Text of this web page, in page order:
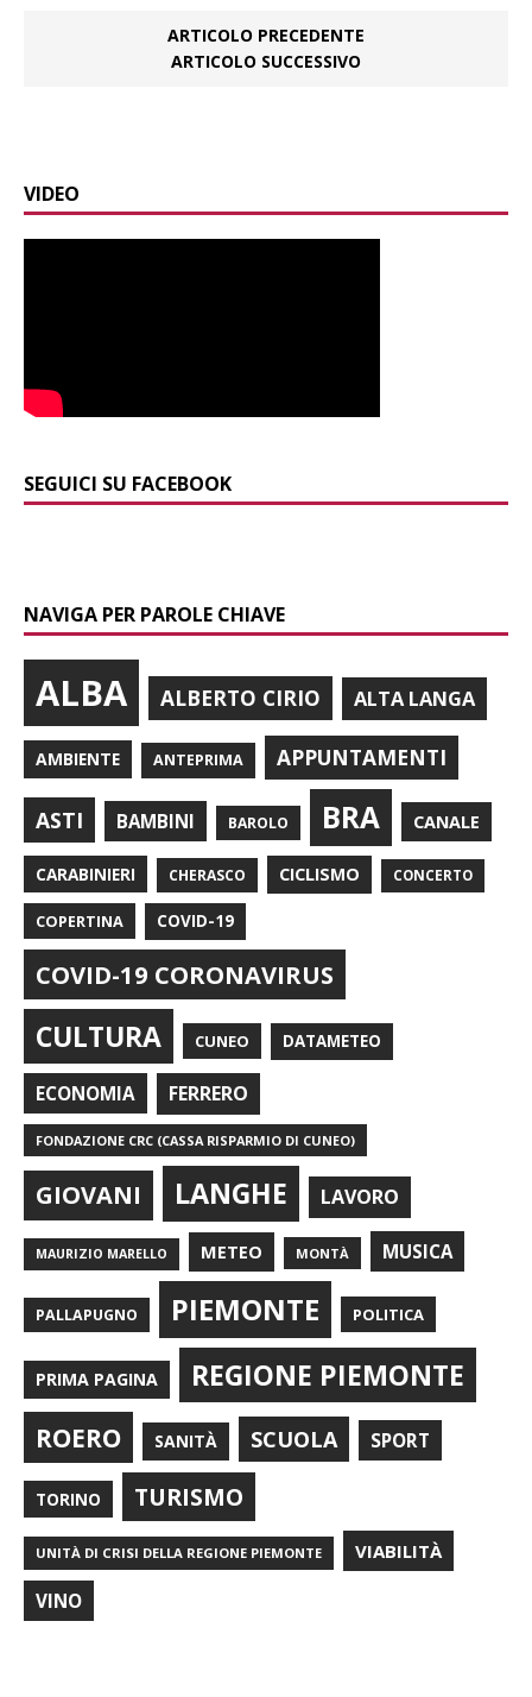
ARTICOLO PRECEDENTE
ARTICOLO SUCCESSIVO
VIDEO
SEGUICI SU FACEBOOK
NAVIGA PER PAROLE CHIAVE
ALBA ALBERTO CIRIO ALTA LANGA
AMBIENTE ANTEPRIMA APPUNTAMENTI
ASTI BAMBINI BAROLO BRA CANALE
CARABINIERI CHERASCO CICLISMO CONCERTO
COPERTINA COVID-19
COVID-19 CORONAVIRUS
CULTURA CUNEO DATAMETEO
ECONOMIA FERRERO
FONDAZIONE CRC (CASSA RISPARMIO DI CUNEO)
GIOVANI LANGHE LAVORO
MAURIZIO MARELLO METEO MONTÀ MUSICA
PALLAPUGNO PIEMONTE POLITICA
PRIMA PAGINA REGIONE PIEMONTE
ROERO SANITÀ SCUOLA SPORT
TORINO TURISMO
UNITÀ DI CRISI DELLA REGIONE PIEMONTE VIABILITÀ
VINO